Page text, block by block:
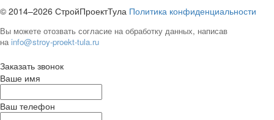
© 2014–2026 СтройПроектТула Политика конфиденциальности
Вы можете отозвать согласие на обработку данных, написав
на info@stroy-proekt-tula.ru
Заказать звонок
Ваше имя
Ваш телефон